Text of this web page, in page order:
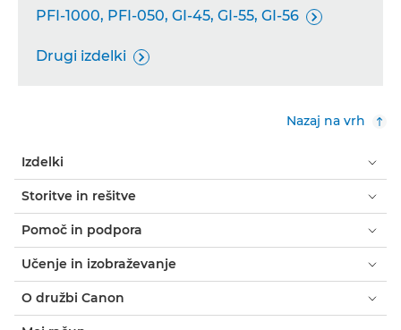
PFI-1000, PFI-050, GI-45, GI-55, GI-56 
Drugi izdelki 
Nazaj na vrh
Izdelki
Storitve in rešitve
Pomoč in podpora
Učenje in izobraževanje
O družbi Canon